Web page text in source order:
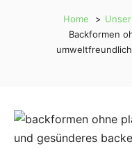
Home
Backformen